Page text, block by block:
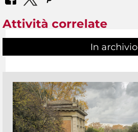
Attività correlate
In archivio